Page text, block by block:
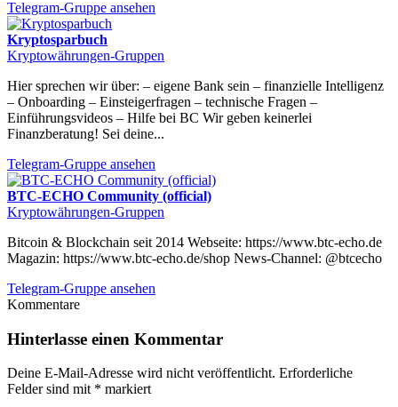
Telegram-Gruppe ansehen
Kryptosparbuch
Kryptowährungen-Gruppen
Hier sprechen wir über: – eigene Bank sein – finanzielle Intelligenz
– Onboarding – Einsteigerfragen – technische Fragen –
Einführungsvideos – Hilfe bei BC Wir geben keinerlei
Finanzberatung! Sei deine...
Telegram-Gruppe ansehen
BTC-ECHO Community (official)
Kryptowährungen-Gruppen
Bitcoin & Blockchain seit 2014 Webseite: https://www.btc-echo.de
Magazin: https://www.btc-echo.de/shop News-Channel: @btcecho
Telegram-Gruppe ansehen
Kommentare
Hinterlasse einen Kommentar
Deine E-Mail-Adresse wird nicht veröffentlicht. Erforderliche
Felder sind mit * markiert